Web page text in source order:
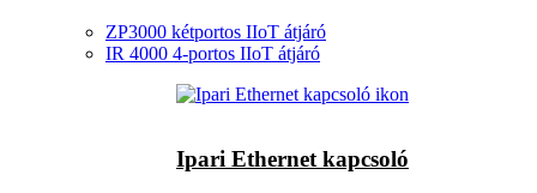
ZP3000 kétportos IIoT átjáró
IR 4000 4-portos IIoT átjáró
Ipari Ethernet kapcsoló